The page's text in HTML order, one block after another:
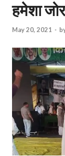
हमेशा
May 20, 2021 -